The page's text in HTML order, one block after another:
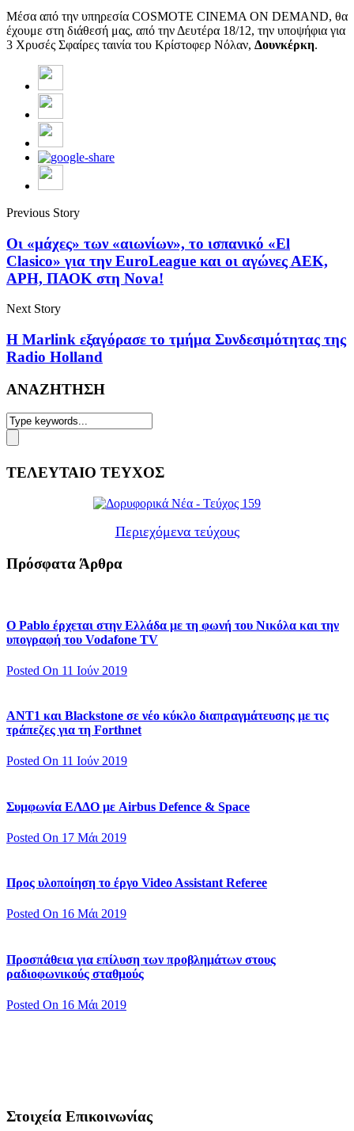
Μέσα από την υπηρεσία COSMOTE CINEMA ON DEMAND, θα
έχουμε στη διάθεσή μας, από την Δευτέρα 18/12, την υποψήφια για
3 Χρυσές Σφαίρες ταινία του Κρίστοφερ Νόλαν, Δουνκέρκη.
Previous Story
Οι «μάχες» των «αιωνίων», το ισπανικό «El
Clasico» για την EuroLeague και οι αγώνες ΑΕΚ,
ΑΡΗ, ΠΑΟΚ στη Nova!
Next Story
Η Marlink εξαγόρασε το τμήμα Συνδεσιμότητας της
Radio Holland
ΑΝΑΖΗΤΗΣΗ
ΤΕΛΕΥΤΑΙΟ ΤΕΥΧΟΣ
Περιεχόμενα τεύχους
Πρόσφατα Άρθρα
Ο Pablo έρχεται στην Ελλάδα με τη φωνή του Νικόλα και την
υπογραφή του Vodafone TV
Posted On 11 Ιούν 2019
ΑΝΤ1 και Blackstone σε νέο κύκλο διαπραγμάτευσης με τις
τράπεζες για τη Forthnet
Posted On 11 Ιούν 2019
Συμφωνία ΕΛΔΟ με Airbus Defence & Space
Posted On 17 Μάι 2019
Προς υλοποίηση το έργο Video Assistant Referee
Posted On 16 Μάι 2019
Προσπάθεια για επίλυση των προβλημάτων στους
ραδιοφωνικούς σταθμούς
Posted On 16 Μάι 2019
Στοιχεία Επικοινωνίας